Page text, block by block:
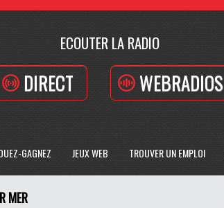
ECOUTER LA RADIO
DIRECT WEBRADIOS
GAGNEZ JEUX WEB TROUVER UN EMPLOI
MER